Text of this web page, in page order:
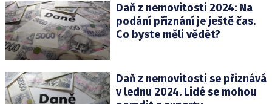
Daň z nemovitosti 2024: Na
podání přiznání je ještě čas.
Co byste měli vědět?
Daň z nemovitosti se přiznává
v lednu 2024. Lidé se mohou